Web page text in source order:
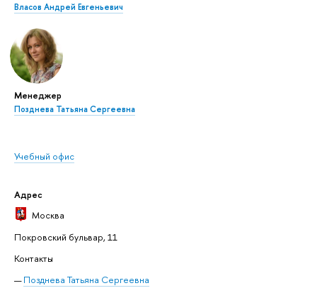
Власов Андрей Евгеньевич
Менеджер
Позднева Татьяна Сергеевна
Учебный офис
Адрес
Москва
Покровский бульвар, 11
Контакты
Позднева Татьяна Сергеевна